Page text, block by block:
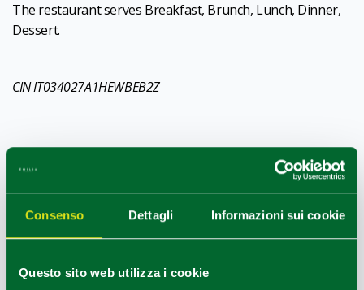
Consenso Dettagli Informazioni sui cookie
Questo sito web utilizza i cookie
The restaurant serves Breakfast, Brunch, Lunch, Dinner,
Dessert.
CIN IT034027A1HEWBEB2Z
+